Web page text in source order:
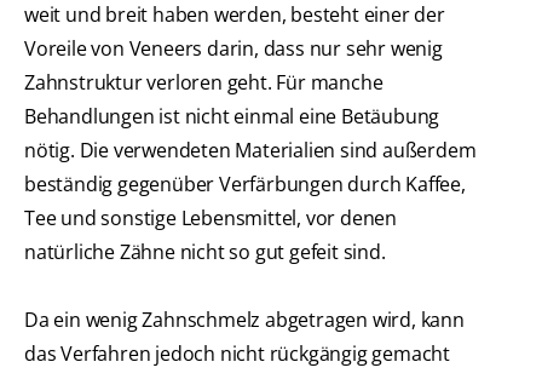
weit und breit haben werden, besteht einer der
Voreile von Veneers darin, dass nur sehr wenig
Zahnstruktur verloren geht. Für manche
Behandlungen ist nicht einmal eine Betäubung
nötig. Die verwendeten Materialien sind außerdem
beständig gegenüber Verfärbungen durch Kaffee,
Tee und sonstige Lebensmittel, vor denen
natürliche Zähne nicht so gut gefeit sind.
Da ein wenig Zahnschmelz abgetragen wird, kann
das Verfahren jedoch nicht rückgängig gemacht